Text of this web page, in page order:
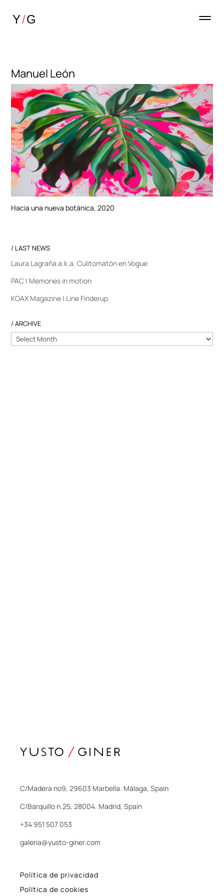
Manuel León
Hacia una nueva botánica, 2020
/ LAST NEWS
Laura Lagraña a.k.a. Culitomatón en Vogue
PAC | Memories in motion
KOAX Magazine | Line Finderup
/ ARCHIVE
C/Madera nº9, 29603 Marbella. Málaga, Spain
C/Barquillo n.25, 28004. Madrid, Spain
+34 951 507 053
galeria@yusto-giner.com
Política de privacidad
Política de cookies